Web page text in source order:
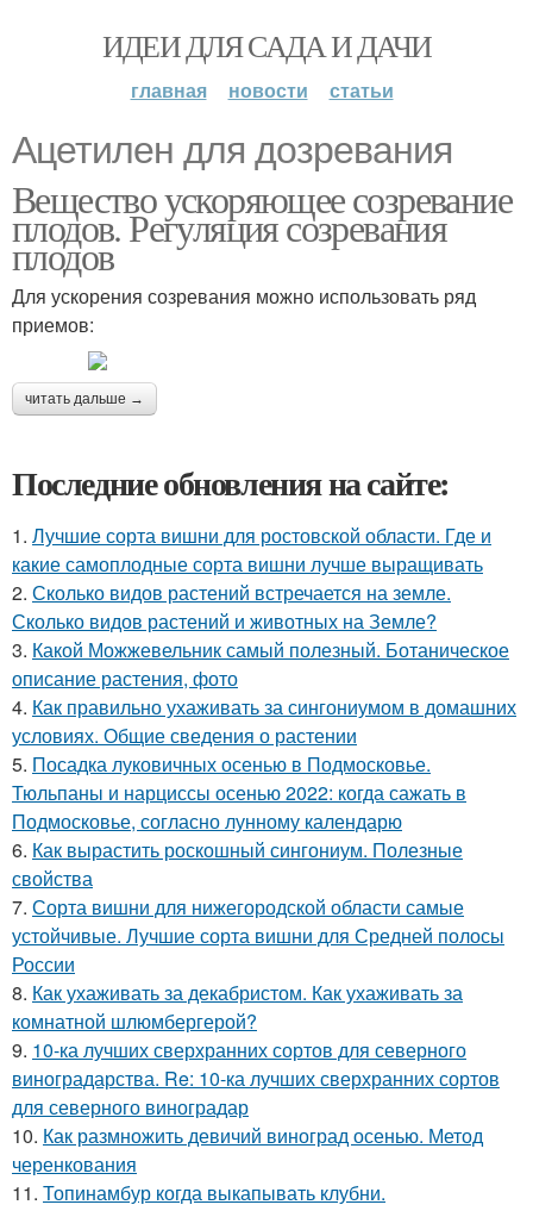
ИДЕИ ДЛЯ САДА И ДАЧИ
главная новости статьи
Ацетилен для дозревания
Вещество ускоряющее созревание
плодов. Регуляция созревания
плодов
Для ускорения созревания можно использовать ряд
приемов:
читать дальше →
Последние обновления на сайте:
1. Лучшие сорта вишни для ростовской области. Где и
какие самоплодные сорта вишни лучше выращивать
2. Сколько видов растений встречается на земле.
Сколько видов растений и животных на Земле?
3. Какой Можжевельник самый полезный. Ботаническое
описание растения, фото
4. Как правильно ухаживать за сингониумом в домашних
условиях. Общие сведения о растении
5. Посадка луковичных осенью в Подмосковье.
Тюльпаны и нарциссы осенью 2022: когда сажать в
Подмосковье, согласно лунному календарю
6. Как вырастить роскошный сингониум. Полезные
свойства
7. Сорта вишни для нижегородской области самые
устойчивые. Лучшие сорта вишни для Средней полосы
России
8. Как ухаживать за декабристом. Как ухаживать за
комнатной шлюмбергерой?
9. 10-ка лучших сверхранних сортов для северного
виноградарства. Re: 10-ка лучших сверхранних сортов
для северного виноградар
10. Как размножить девичий виноград осенью. Метод
черенкования
11. Топинамбур когда выкапывать клубни.